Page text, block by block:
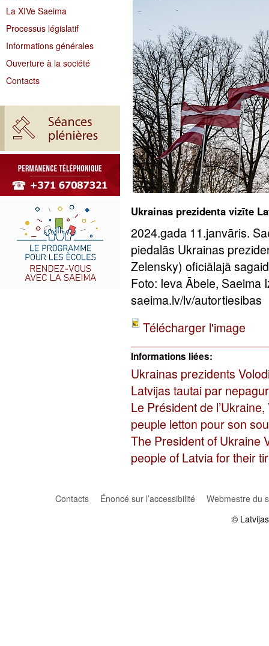
La XIVe Saeima
Processus législatif
Informations générales
Ouverture à la société
Contacts
Ukrainas prezidenta vizīte
2024.gada 11.janvāris.
piedalās Ukrainas
Zelensky) oficiālajā
Foto: Ieva Ābele, Saeima
saeima.lv/lv/autortiesibas
Télécharger l'image
Informations liées:
Ukrainas prezidents
Latvijas tautai par
Le Président de
peuple letton pour son
The President of Ukraine
people of Latvia for their
Contacts Énoncé sur l’accessibilité
Webmestre du
©